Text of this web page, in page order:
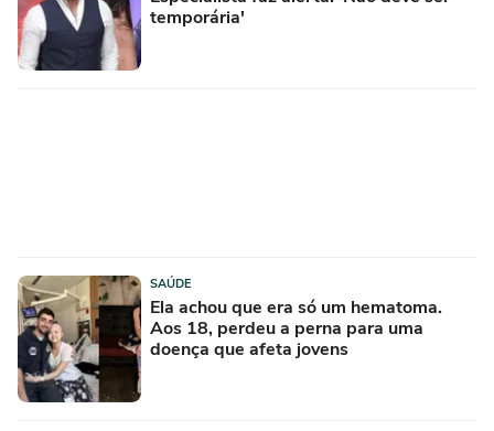
temporária'
SAÚDE
Ela achou que era só um hematoma.
Aos 18, perdeu a perna para uma
doença que afeta jovens